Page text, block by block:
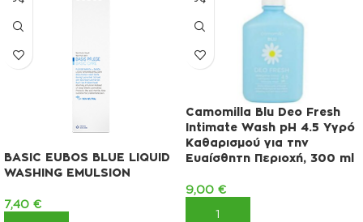
BASIC EUBOS BLUE LIQUID
WASHING EMULSION
7,40 €
Camomilla Blu Deo Fresh
Intimate Wash pH 4.5 Υγρό
Καθαρισμού για την
Ευαίσθητη Περιοχή, 300 ml
9,00 €
ΠΡΟΣΘΉΚΗ ΣΤΟ ΚΑΛΆΘΙ